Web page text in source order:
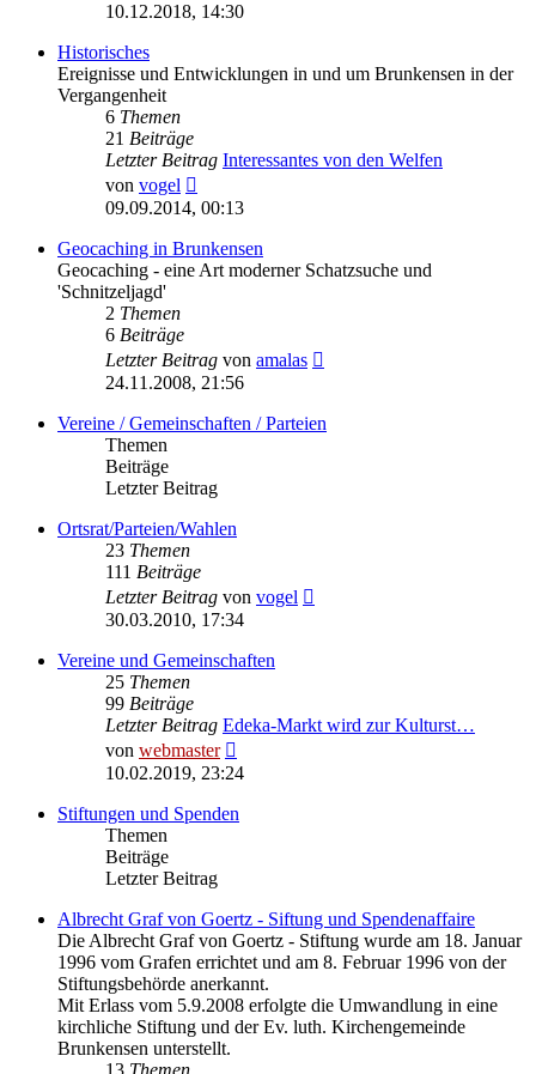
Beitrag
10.12.2018, 14:30
Historisches
Ereignisse und Entwicklungen in und um Brunkensen in der
Vergangenheit
6 Themen
21 Beiträge
Letzter Beitrag Interessantes von den Welfen
von vogel
Beitrag
09.09.2014, 00:13
Geocaching in Brunkensen
Geocaching - eine Art moderner Schatzsuche und
'Schnitzeljagd'
2 Themen
6 Beiträge
Letzter Beitrag von amalas
24.11.2008, 21:56
Vereine / Gemeinschaften / Parteien
Themen
Beiträge
Letzter Beitrag
Ortsrat/Parteien/Wahlen
23 Themen
111 Beiträge
Letzter Beitrag von vogel
30.03.2010, 17:34
Vereine und Gemeinschaften
25 Themen
99 Beiträge
Letzter Beitrag Edeka-Markt wird zur Kulturst…
von webmaster
Beitrag
10.02.2019, 23:24
Stiftungen und Spenden
Themen
Beiträge
Letzter Beitrag
Albrecht Graf von Goertz - Siftung und Spendenaffaire
Die Albrecht Graf von Goertz - Stiftung wurde am 18. Januar
1996 vom Grafen errichtet und am 8. Februar 1996 von der
Stiftungsbehörde anerkannt.
Mit Erlass vom 5.9.2008 erfolgte die Umwandlung in eine
kirchliche Stiftung und der Ev. luth. Kirchengemeinde
Brunkensen unterstellt.